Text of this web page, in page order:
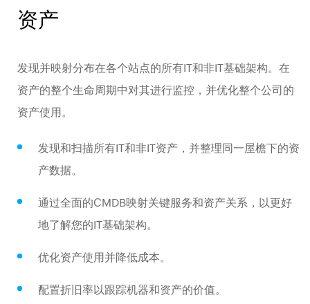
资产
发现并映射分布在各个站点的所有IT和非IT基础架构。在
资产的整个生命周期中对其进行监控，并优化整个公司的
资产使用。
发现和扫描所有IT和非IT资产，并整理同一屋檐下的资
产数据。
通过全面的CMDB映射关键服务和资产关系，以更好
地了解您的IT基础架构。
优化资产使用并降低成本。
配置折旧率以跟踪机器和资产的价值。